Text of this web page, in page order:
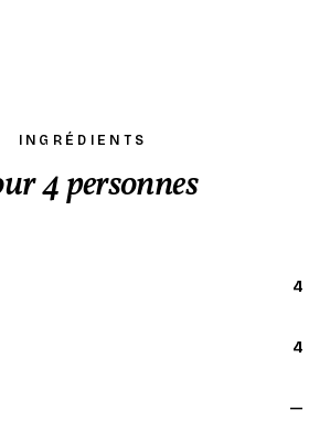
INGRÉDIENTS
4 personnes
4
4
—